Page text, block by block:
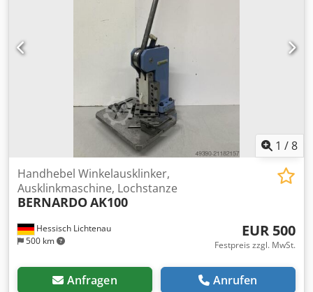
Cjdpfoxqzirsx Akbjrf - Platzbedarf ca. B 1300 x H 1250 x T
1300 mm - Gewicht ca. 800 kg - fahrbares Untergestell
1 /8
Hessisch Lichtenau
500 km
Handhebel Winkelausklinker,
Ausklinkmaschine, Lochstanze
BERNARDOAK100
EUR 500
Festpreis zzgl. MwSt.
Anfragen Anrufen